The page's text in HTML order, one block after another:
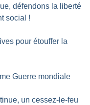
défendons la liberté
social !
pour étouffer la
Guerre mondiale
un cessez-le-feu